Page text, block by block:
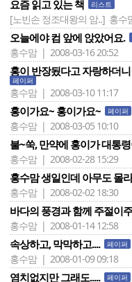
요즘 읽고 있는 책 리스트
[노빈손 정조대왕의 암..] 홍수
오늘에야 컴 앞에 앉았어요.
홍수맘 | 2008-03-16 20:52
홍이 반장됬다고 자랑하더
페이퍼
홍수맘 | 2008-03-10 11:17
홍이가요~ 홍이가요~ 페이퍼
홍수맘 | 2008-03-05 10:10
불~쑥, 만약에 홍이가 대통
홍수맘 | 2008-02-28 15:29
홍수맘 생일인데 아무도 몰
홍수맘 | 2008-02-02 18:30
바다의 풍경과 함께 주절이
홍수맘 | 2008-01-14 12:58
속상하고, 막막하고.... 페이퍼
홍수맘 | 2008-01-09 09:18
염치없지만 그래도..... 페이퍼